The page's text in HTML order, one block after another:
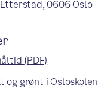
0606 Oslo
(PDF)
grønt i Osloskolen